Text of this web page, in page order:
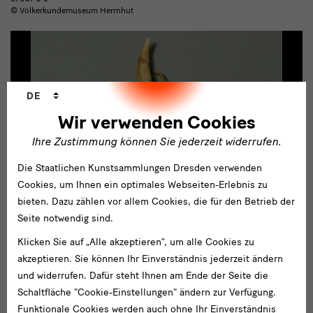
© Völkerkundemuseum Herrnhut
Zum
Download
hinzufügen
Nicaragua, Ostküste / Inv.-nummer: 67054
Gesamte Pressemappe herunterladen
Wir verwenden Cookies
Ihre Zustimmung können Sie jederzeit widerrufen.
Sprachwechsler
DE
Die Staatlichen Kunstsammlungen Dresden verwenden
Cookies, um Ihnen ein optimales Webseiten-Erlebnis zu
bieten. Dazu zählen vor allem Cookies, die für den Betrieb der
Seite notwendig sind.
Klicken Sie auf „Alle akzeptieren“, um alle Cookies zu
akzeptieren. Sie können Ihr Einverständnis jederzeit ändern
und widerrufen. Dafür steht Ihnen am Ende der Seite die
Schaltfläche "Cookie-Einstellungen" ändern zur Verfügung.
Funktionale Cookies werden auch ohne Ihr Einverständnis